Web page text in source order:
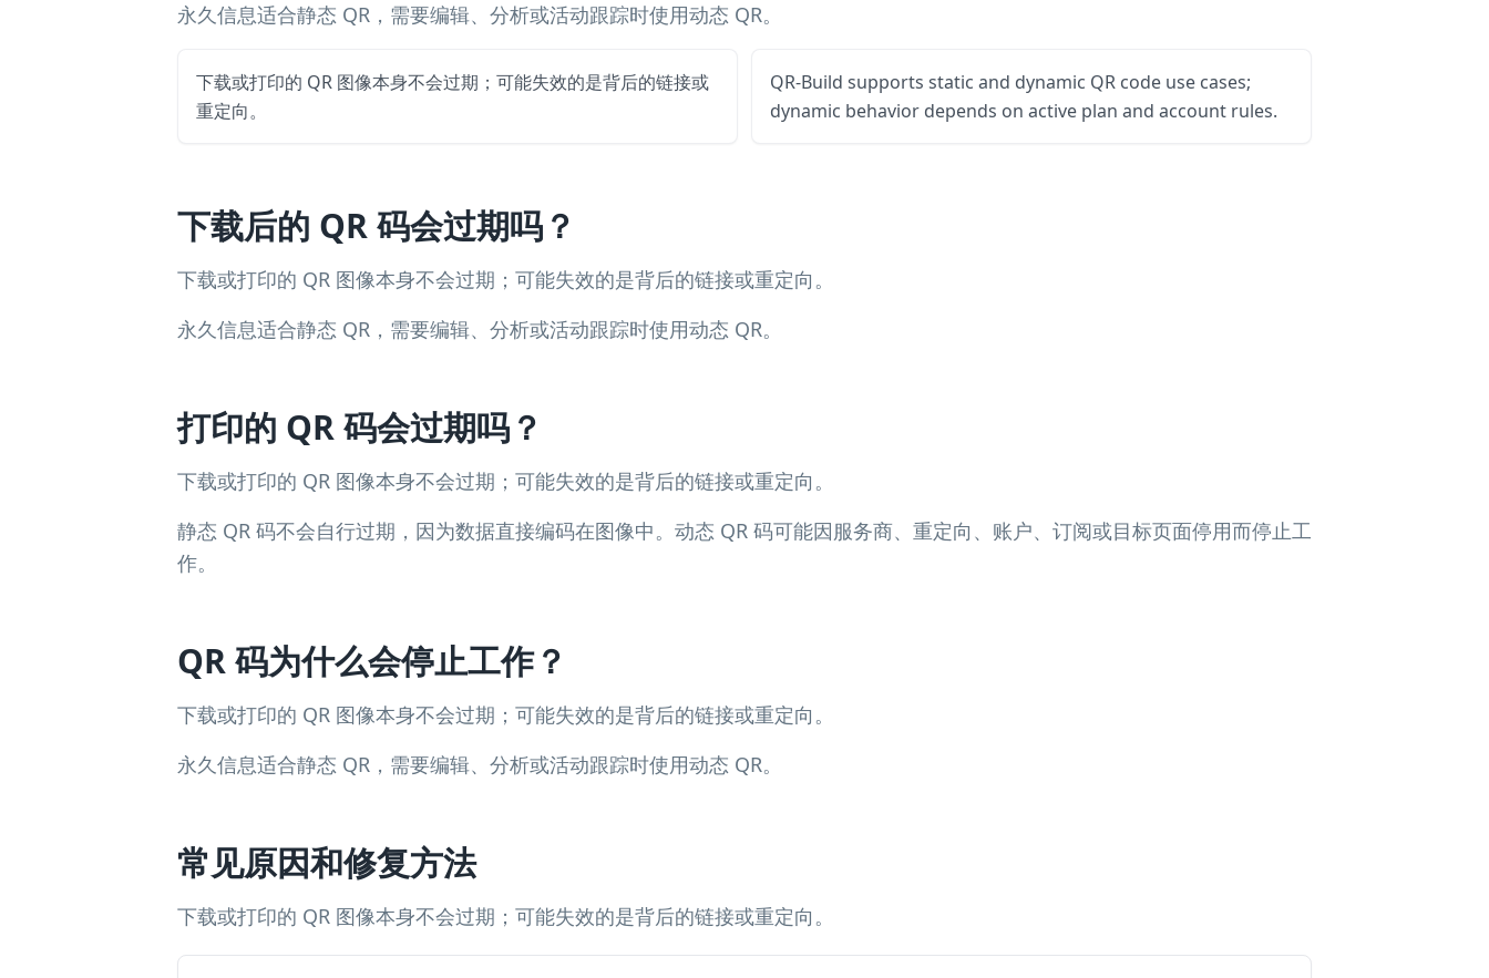
永久信息适合静态 QR，需要编辑、分析或活动跟踪时使用动态 QR。
下载或打印的 QR 图像本身不会过期；可能失效的是背后的链接或
重定向。
QR-Build supports static and dynamic QR code use cases;
dynamic behavior depends on active plan and account rules.
下载后的 QR 码会过期吗？
下载或打印的 QR 图像本身不会过期；可能失效的是背后的链接或重定向。
永久信息适合静态 QR，需要编辑、分析或活动跟踪时使用动态 QR。
打印的 QR 码会过期吗？
下载或打印的 QR 图像本身不会过期；可能失效的是背后的链接或重定向。
静态 QR 码不会自行过期，因为数据直接编码在图像中。动态 QR 码可能因服务商、重定向、账户、订阅或目标页面停用而停止工
作。
QR 码为什么会停止工作？
下载或打印的 QR 图像本身不会过期；可能失效的是背后的链接或重定向。
永久信息适合静态 QR，需要编辑、分析或活动跟踪时使用动态 QR。
常见原因和修复方法
下载或打印的 QR 图像本身不会过期；可能失效的是背后的链接或重定向。